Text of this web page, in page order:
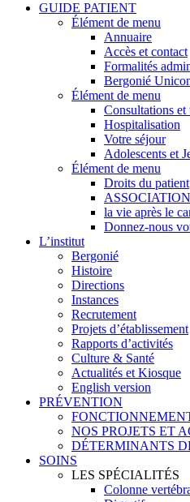
GUIDE PATIENT
Élément de menu
Annuaire
Accès et contact
Formalités
Bergonié
Élément de menu
Consultations et
Hospitalisation
Votre séjour
Adolescents et
Élément de menu
Droits du patient
la vie après le
Donnez-nous
L’institut
Bergonié
Histoire
Directions
Instances
Recrutement
Projets d’établissement
Rapports d’activités
Culture & Santé
Actualités et Kiosque
English version
PRÉVENTION
NOS PROJETS ET
DÉTERMINANTS
SOINS
LES SPÉCIALITÉS
Colonne